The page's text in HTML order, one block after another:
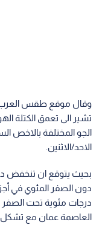
وقال موقع طقس العرب إن
تشير الى تعمق الكتلة
الجو المختلفة بالاخص
الاحد/الاثنين.
بحيث يتوقع ان تنخفض
العاصمة عمان مع تشكل